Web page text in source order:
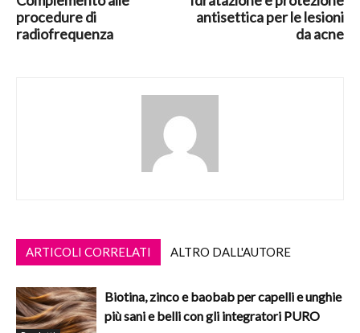
procedure di
radiofrequenza
antisettica per le lesioni
da acne
ARTICOLI CORRELATI ALTRO DALL'AUTORE
Biotina, zinco e baobab per capelli e unghie
più sani e belli con gli integratori PURO